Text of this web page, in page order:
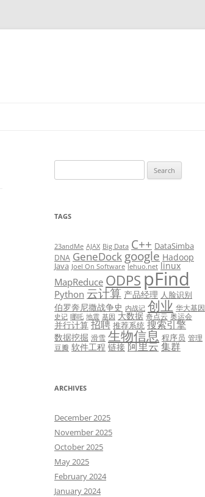
for:
TAGS
23andMe AJAX Big Data C++ DataSimba
DNA GeneDock google Hadoop
Java Joel On Software lehuo.net linux
MapReduce ODPS pFind
Python 云计算 产品经理 人脸识别
伯罗奔尼撒战争史 内战记 创业 华大基因
史记 哪吒 地震 基因 大数据 奇点云 奥运会
并行计算 招聘 推荐系统 搜索引擎
数据挖掘 滑雪 生物信息 程序员 管理
豆瓣 软件工程 链接 阿里云集群
ARCHIVES
December 2025
November 2025
October 2025
May 2025
February 2024
January 2024